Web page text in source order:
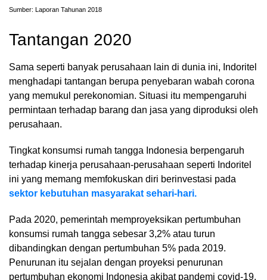
Sumber: Laporan Tahunan 2018
Tantangan 2020
Sama seperti banyak perusahaan lain di dunia ini, Indoritel
menghadapi tantangan berupa penyebaran wabah corona
yang memukul perekonomian. Situasi itu mempengaruhi
permintaan terhadap barang dan jasa yang diproduksi oleh
perusahaan.
Tingkat konsumsi rumah tangga Indonesia berpengaruh
terhadap kinerja perusahaan-perusahaan seperti Indoritel
ini yang memang memfokuskan diri berinvestasi pada
sektor kebutuhan masyarakat sehari-hari.
Pada 2020, pemerintah memproyeksikan pertumbuhan
konsumsi rumah tangga sebesar 3,2% atau turun
dibandingkan dengan pertumbuhan 5% pada 2019.
Penurunan itu sejalan dengan proyeksi penurunan
pertumbuhan ekonomi Indonesia akibat pandemi covid-19.